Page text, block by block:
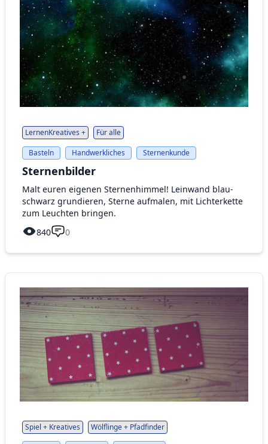
LernenKreatives +
Für alle
Basteln
Handwerkliches Sternenkunde
Sternenbilder
Malt euren eigenen Sternenhimmel! Leinwand blau-
schwarz grundieren, Sterne aufmalen, mit Lichterkette
zum Leuchten bringen.
840
0
Spiel + Kreatives
Wölflinge + Pfadfinder